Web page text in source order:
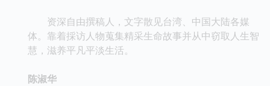
资深自由撰稿人，文字散见台湾、中国大陆各媒
体。靠着採访人物蒐集精采生命故事并从中窃取人生智
慧，滋养平凡平淡生活。
陈淑华